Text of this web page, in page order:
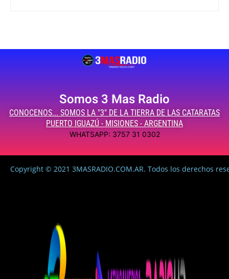
Somos 3 Mas Radio
CONOCENOS... SOMOS LA "3" DE LA TIERRA DE LAS CATARATAS
PUERTO IGUAZÚ - MISIONES - ARGENTINA
WHATSAPP: 3757 31 0302
Copyright © 2021 3MASRADIO.COM.AR. Todos los derechos